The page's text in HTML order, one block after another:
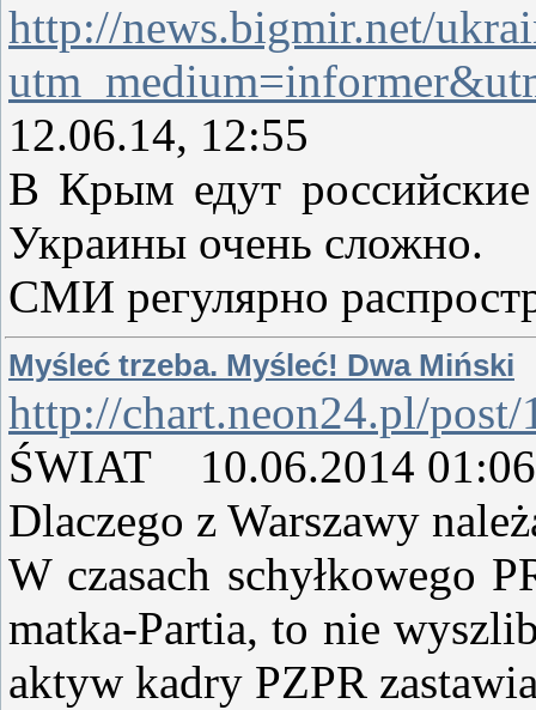
http://news.bigmir.net/
12.06.14, 12:55
В Крым едут
Украины очень сложно.
СМИ регулярно
Myśleć trzeba. Myśleć! Dwa Miński
http://chart.neon24.pl/
ŚWIAT 10.06.2014 01:06
Dlaczego z Warszawy
W czasach schyłkowego
matka-Partia, to nie
aktyw kadry PZPR